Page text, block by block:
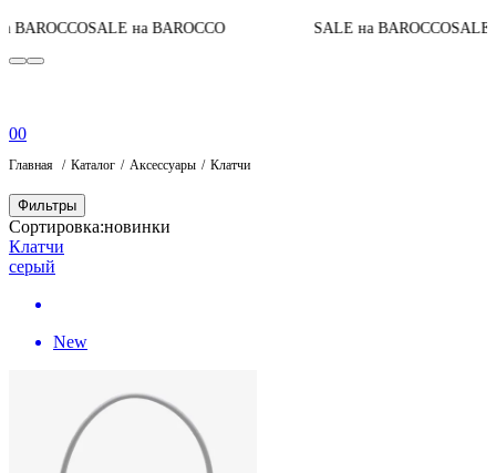
SALE на BAROCCO SALE на BAROCCOSALE
00
Главная Каталог Аксессуары Клатчи
Фильтры
Сортировка:новинки
Клатчи
серый
New